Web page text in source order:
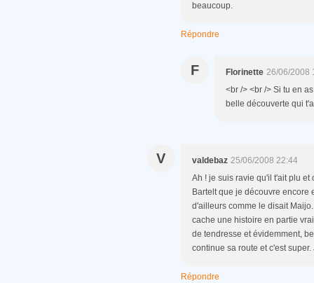
beaucoup.
Répondre
F Florinette 26/06/2008
<br /> <br /> Si tu en
belle découverte qui
V valdebaz 25/06/2008 22:44
Ah ! je suis ravie qu'il t'ait plu
Bartelt que je découvre encore
d'ailleurs comme le disait
cache une histoire en partie
de tendresse et évidemment,
continue sa route et c'est
Répondre